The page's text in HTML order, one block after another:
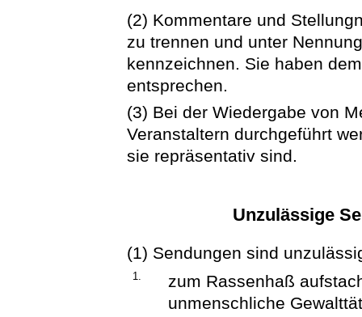
(2) Kommentare und
zu trennen und unter
kennzeichnen. Sie haben
entsprechen.
(3) Bei der Wiedergabe von
Veranstaltern durchgeführt
sie repräsentativ sind.
Unzulässige
(1) Sendungen sind
1.
zum Rassenhaß
unmenschliche